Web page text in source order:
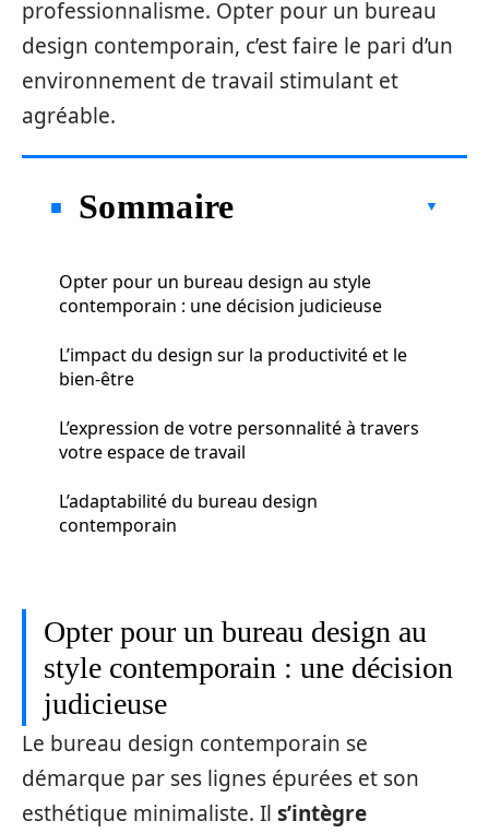
professionnalisme. Opter pour un bureau
design contemporain, c’est faire le pari d’un
environnement de travail stimulant et
agréable.
Sommaire
Opter pour un bureau design au style
contemporain : une décision judicieuse
L’impact du design sur la productivité et le
bien-être
L’expression de votre personnalité à travers
votre espace de travail
L’adaptabilité du bureau design
contemporain
Opter pour un bureau design au
style contemporain : une décision
judicieuse
Le bureau design contemporain se
démarque par ses lignes épurées et son
esthétique minimaliste. Il s’intègre